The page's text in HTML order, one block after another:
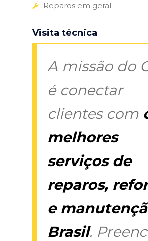
Reparos em geral
Visita técnica
A missão do
é conectar
clientes com
melhores
serviços de
reparos,
e
Brasil.